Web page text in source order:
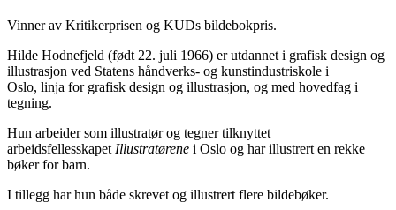
Vinner av Kritikerprisen og KUDs bildebokpris.
Hilde Hodnefjeld (født 22. juli 1966) er utdannet i grafisk design og
illustrasjon ved Statens håndverks- og kunstindustriskole i
Oslo, linja for grafisk design og illustrasjon, og med hovedfag i
tegning.
Hun arbeider som illustratør og tegner tilknyttet
arbeidsfellesskapet Illustratørene i Oslo og har illustrert en rekke
bøker for barn.
I tillegg har hun både skrevet og illustrert flere bildebøker.